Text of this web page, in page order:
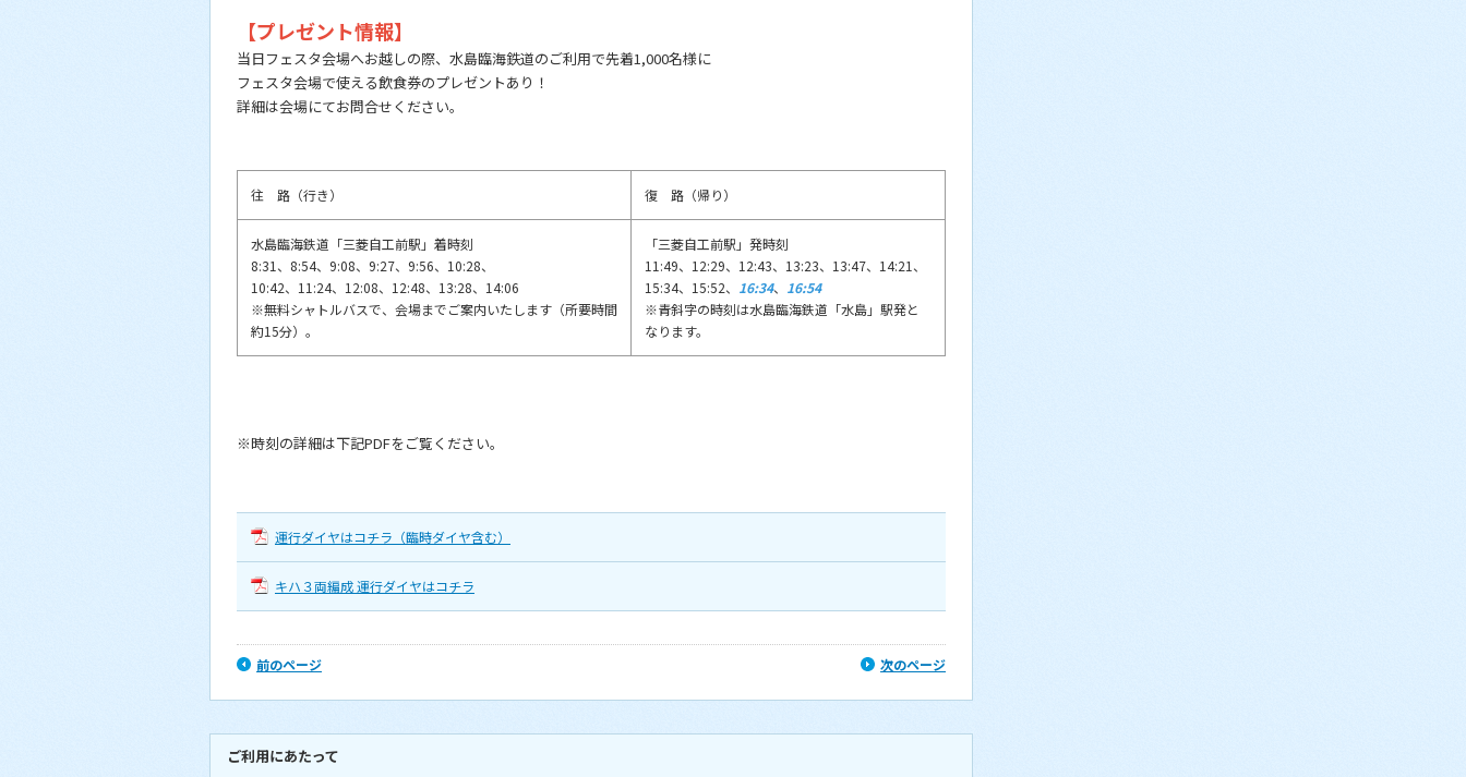
【プレゼント情報】
当日フェスタ会場へお越しの際、水島臨海鉄道のご利用で先着1,000名様に
フェスタ会場で使える飲食券のプレゼントあり！
詳細は会場にてお問合せください。
往 路（行き） 復 路（帰り）
水島臨海鉄道「三菱自工前駅」着時刻
8:31、8:54、9:08、9:27、9:56、10:28、
10:42、11:24、12:08、12:48、13:28、14:06
※無料シャトルバスで、会場までご案内いたします（所要時間
約15分）。
「三菱自工前駅」発時刻
11:49、12:29、12:43、13:23、13:47、14:21、
15:34、15:52、 16:34、 16:54
※青斜字の時刻は水島臨海鉄道「水島」駅発と
なります。
※時刻の詳細は下記PDFをご覧ください。
運行ダイヤはコチラ（臨時ダイヤ含む）
キハ３両編成 運行ダイヤはコチラ
前のページ 次のページ
ご利用にあたって